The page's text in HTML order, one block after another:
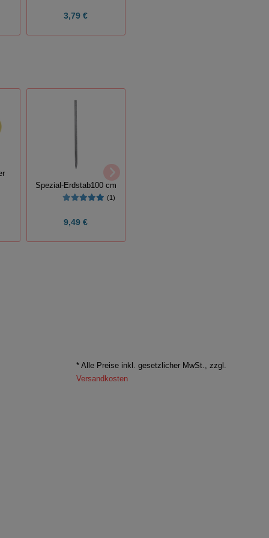
3,79 €
Spezial-Erdstab100 cm
(1)
9,49 €
* Alle Preise inkl. gesetzlicher MwSt., zzgl.
Versandkosten